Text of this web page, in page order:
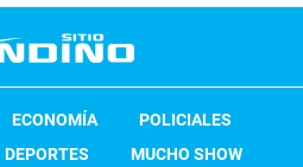
ECONOMÍA
POLICIALES
DEPORTES
MUCHO SHOW